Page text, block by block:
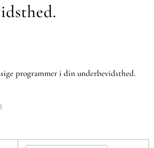
programmer i din underbevidsthed.